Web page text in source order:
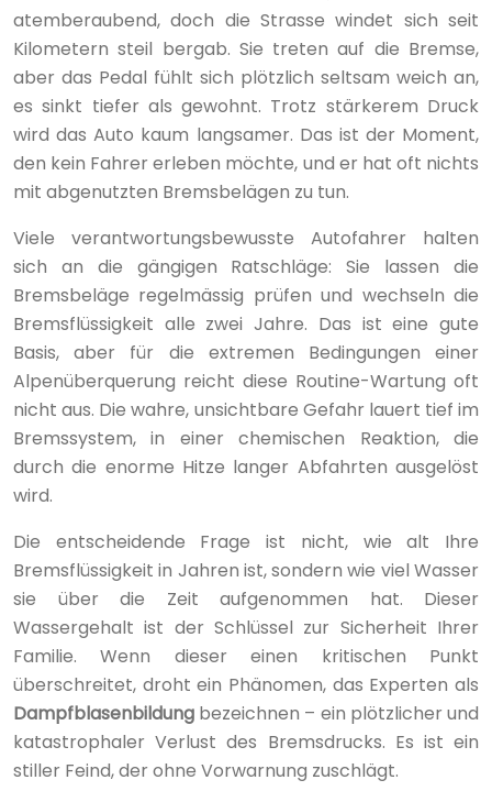
atemberaubend, doch die Strasse windet sich seit
Kilometern steil bergab. Sie treten auf die Bremse,
aber das Pedal fühlt sich plötzlich seltsam weich an,
es sinkt tiefer als gewohnt. Trotz stärkerem Druck
wird das Auto kaum langsamer. Das ist der Moment,
den kein Fahrer erleben möchte, und er hat oft nichts
mit abgenutzten Bremsbelägen zu tun.
Viele verantwortungsbewusste Autofahrer halten
sich an die gängigen Ratschläge: Sie lassen die
Bremsbeläge regelmässig prüfen und wechseln die
Bremsflüssigkeit alle zwei Jahre. Das ist eine gute
Basis, aber für die extremen Bedingungen einer
Alpenüberquerung reicht diese Routine-Wartung oft
nicht aus. Die wahre, unsichtbare Gefahr lauert tief im
Bremssystem, in einer chemischen Reaktion, die
durch die enorme Hitze langer Abfahrten ausgelöst
wird.
Die entscheidende Frage ist nicht, wie alt Ihre
Bremsflüssigkeit in Jahren ist, sondern wie viel Wasser
sie über die Zeit aufgenommen hat. Dieser
Wassergehalt ist der Schlüssel zur Sicherheit Ihrer
Familie. Wenn dieser einen kritischen Punkt
überschreitet, droht ein Phänomen, das Experten als
Dampfblasenbildung bezeichnen – ein plötzlicher und
katastrophaler Verlust des Bremsdrucks. Es ist ein
stiller Feind, der ohne Vorwarnung zuschlägt.